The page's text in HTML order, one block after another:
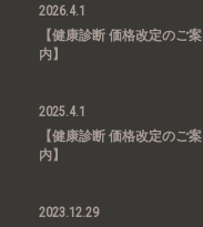
2026.4.1
【健康診断 価格改定のご案
内】
2025.4.1
【健康診断 価格改定のご案
内】
2023.12.29